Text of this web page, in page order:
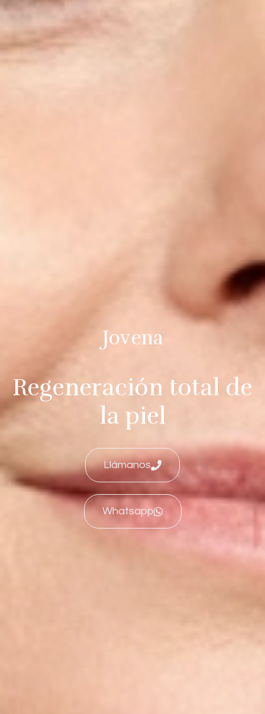
Jovena
Regeneración total de
la piel
Llámanos
Whatsapp